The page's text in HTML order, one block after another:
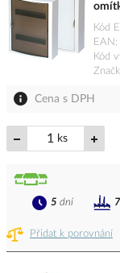
Kód
EAN
Kód
Cena s DPH
ks
Přidat k porovnání
5 dní